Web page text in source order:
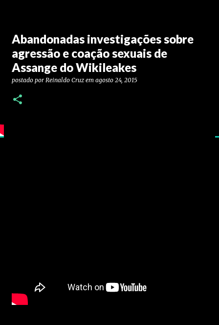
Abandonadas investigações sobre
agressão e coação sexuais de
Assange do Wikileakes
postado por Reinaldo Cruz em agosto 24, 2015